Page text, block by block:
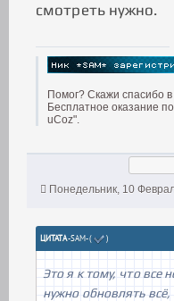
смотреть нужно.
Помог? Скажи спасибо
Бесплатное оказание
uCoz".
Понедельник, 10
ЦИТАТА-SAM-( )
Это я к тому, что все
нужно обновлять